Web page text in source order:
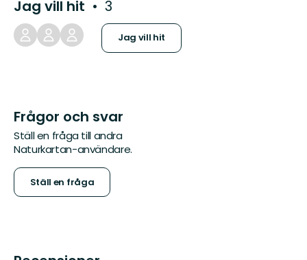
Jag vill hit 3
Jag vill hit
Frågor och svar
Ställ en fråga till andra
Naturkartan-användare.
Ställ en fråga